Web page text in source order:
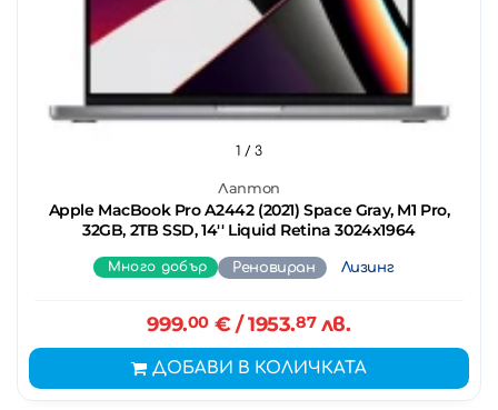
Лаптоп
Apple MacBook Pro A2442 (2021) Space Gray, M1 Pro,
32GB, 2TB SSD, 14'' Liquid Retina 3024x1964
1 / 3
Много добър Реновиран Лизинг
999.00€ / 1953.87лв.
ДОБАВИ В КОЛИЧКАТА